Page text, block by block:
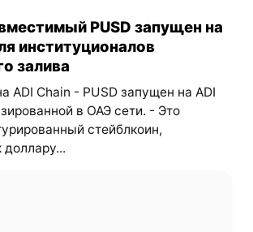
PUSD запущен на
институционалов
залива
ADI Chain - PUSD запущен на ADI
в ОАЭ сети. - Это
стейблкоин,
доллару...